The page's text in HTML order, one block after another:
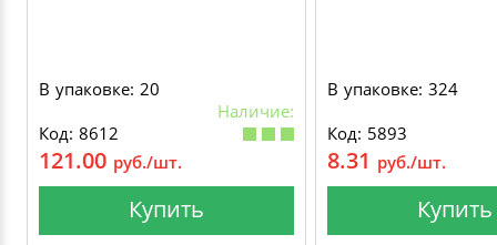
В упаковке: 20
Наличие:
Код: 8612
121.00 руб./шт.
Купить
В упаковке: 324
Код: 5893
8.31 руб./шт.
Купить